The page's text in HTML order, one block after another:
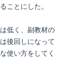
ことにした。
低く、副教材の
後回しになって
使い方をしてく